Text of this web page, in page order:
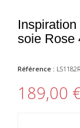
soie Rose
Référence :
189,00